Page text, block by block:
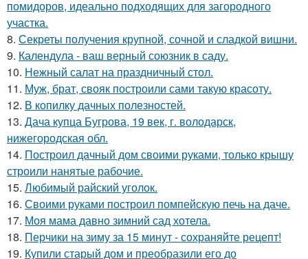
помидоров, идеально подходящих для загородного
участка.
8. Секреты получения крупной, сочной и сладкой вишни.
9. Календула - ваш верный союзник в саду.
10. Нежный салат на праздничный стол.
11. Муж, брат, свояк построили сами такую красоту.
12. В копилку дачных полезностей.
13. Дача купца Бугрова, 19 век, г. володарск,
нижегородская обл.
14. Построил дачный дом своими руками, только крышу
строили нанятые рабочие.
15. Любимый райский уголок.
16. Своими руками построил помпейскую печь на даче.
17. Моя мама давно зимний сад хотела.
18. Перчики на зиму за 15 минут - сохраняйте рецепт!
19. Купили старый дом и преобразили его до